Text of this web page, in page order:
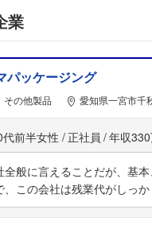
業
パッケージング
その他製品 愛知県一宮市千
代前半女性 正社員 年収
全般に言えることだが、基
、この会社は残業代がしっ